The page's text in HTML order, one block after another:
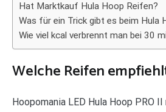
Hat Marktkauf Hula Hoop Reifen?
Was für ein Trick gibt es beim Hula
Wie viel kcal verbrennt man bei 30
Welche Reifen
Hoopomania LED Hula Hoop PRO